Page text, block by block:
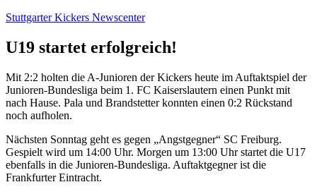
Zum
springen
Stuttgarter Kickers Newscenter
U19 startet erfolgreich!
Mit 2:2 holten die A-Junioren der Kickers heute im Auftaktspiel der
Junioren-Bundesliga beim 1. FC Kaiserslautern einen Punkt mit
nach Hause. Pala und Brandstetter konnten einen 0:2 Rückstand
noch aufholen.
Nächsten Sonntag geht es gegen „Angstgegner“ SC Freiburg.
Gespielt wird um 14:00 Uhr. Morgen um 13:00 Uhr startet die U17
ebenfalls in die Junioren-Bundesliga. Auftaktgegner ist die
Frankfurter Eintracht.